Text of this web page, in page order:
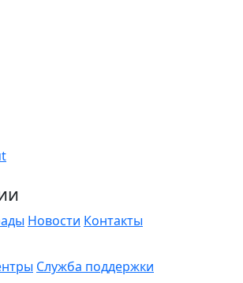
Новости Контакты
Служба поддержки